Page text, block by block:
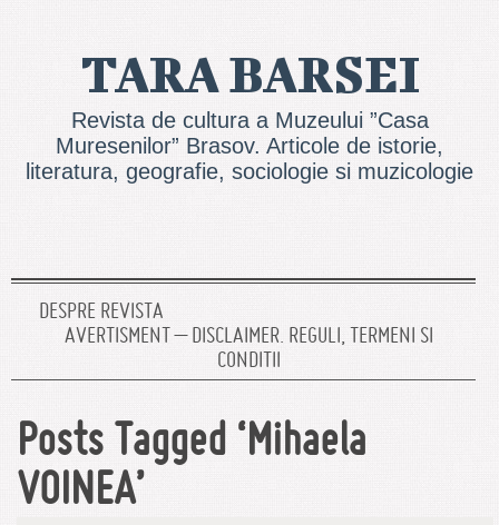
TARA BARSEI
Revista de cultura a Muzeului ”Casa
Muresenilor” Brasov. Articole de istorie,
literatura, geografie, sociologie si muzicologie
DESPRE REVISTA
AVERTISMENT – DISCLAIMER. REGULI, TERMENI SI
CONDITII
Posts Tagged ‘Mihaela
VOINEA’